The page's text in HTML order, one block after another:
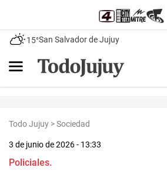
15°San Salvador de Jujuy
Todo Jujuy >Sociedad
3 de junio de 2026 - 13:33
Policiales.